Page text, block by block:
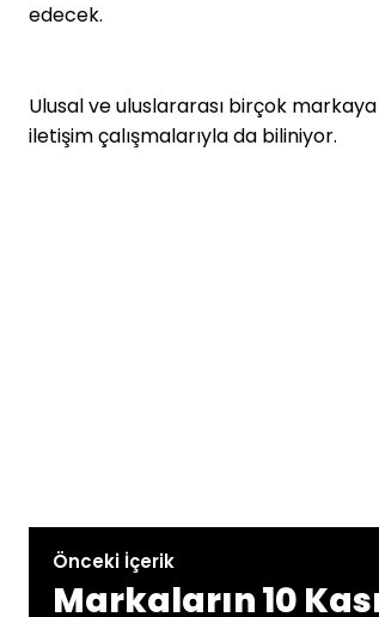
edecek.
Ulusal ve uluslararası birçok
iletişim çalışmalarıyla da biliniyor.
Önceki İçerik
Markaların 10